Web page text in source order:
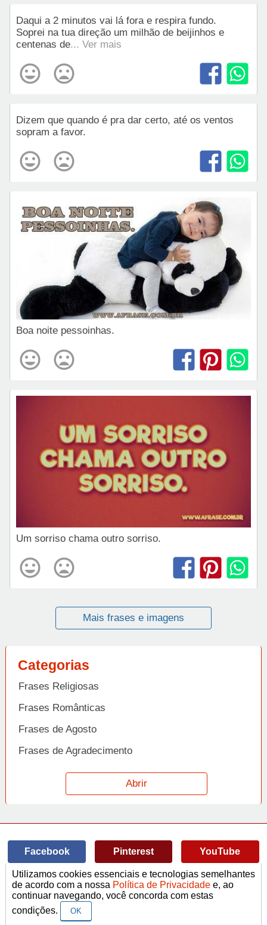
Daqui a 2 minutos vai lá fora e respira fundo.
Soprei na tua direção um milhão de beijinhos e
centenas de... Ver mais
Dizem que quando é pra dar certo, até os ventos
sopram a favor.
Boa noite pessoinhas.
Um sorriso chama outro sorriso.
Mais frases e imagens
Categorias
Frases Religiosas
Frases Românticas
Frases de Agosto
Frases de Agradecimento
Frases de Amizade
Frases de Amor
Frases de Arrependimento
Frases de Atitude
Frases de Azar
Frases de Beijo
Abrir
Facebook Pinterest YouTube
© Copyright 2014-2022A Frase.
Termos de Uso / Privacidade
Frases
Vídeos
contato@afrase.com.br
Utilizamos cookies essenciais e tecnologias semelhantes
de acordo com a nossa Política de Privacidade e, ao
continuar navegando, você concorda com estas
condições.
OK